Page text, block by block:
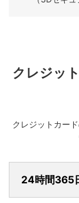
クレジッ
クレジットカー
24時間365